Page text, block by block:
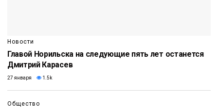
Новости
Главой Норильска на следующие пять лет останется
Дмитрий Карасев
27 января 1.5k
Общество